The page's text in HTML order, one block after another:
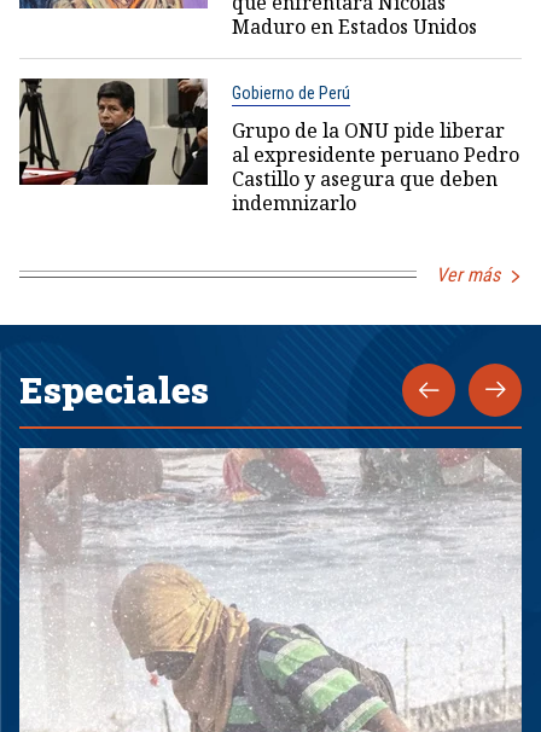
Maduro en Estados Unidos
Gobierno de Perú
Grupo de la ONU pide liberar
al expresidente peruano Pedro
Castillo y asegura que deben
indemnizarlo
Ver más
Especiales